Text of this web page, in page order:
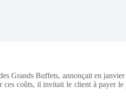
Grands Buffets, annonçait en
ces coûts, il invitait le client à payer